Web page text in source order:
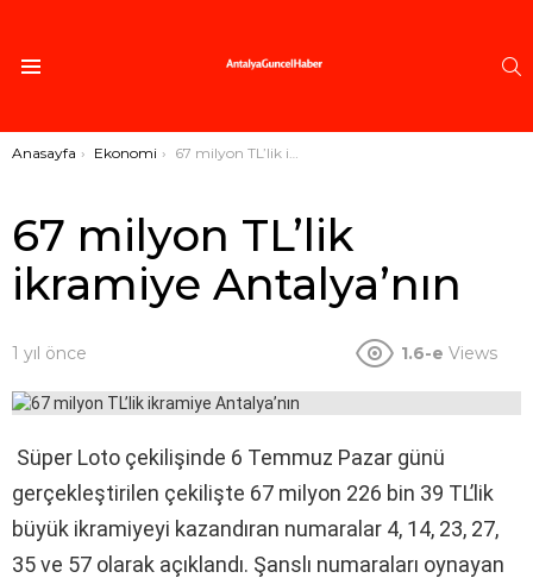
Buradasınız:
Anasayfa Ekonomi 67 milyon TL’lik ikramiye Antalya’nın
67 milyon TL’lik
ikramiye Antalya’nın
1 yıl önce 1.6-e Views
Süper Loto çekilişinde 6 Temmuz Pazar günü
gerçekleştirilen çekilişte 67 milyon 226 bin 39 TL’lik
büyük ikramiyeyi kazandıran numaralar 4, 14, 23, 27,
35 ve 57 olarak açıklandı. Şanslı numaraları oynayan